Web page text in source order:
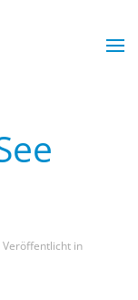
Veröffentlicht in